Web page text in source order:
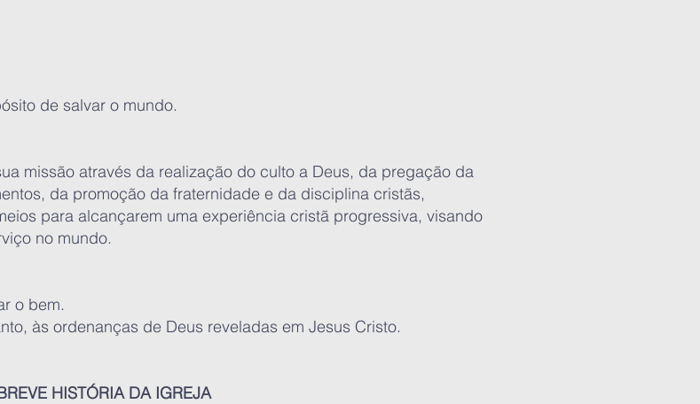
de salvar o mundo.
missão através da realização do culto a Deus, da pregação da
da promoção da fraternidade e da disciplina cristãs,
para alcançarem uma experiência cristã progressiva, visando
no mundo.
o bem.
às ordenanças de Deus reveladas em Jesus Cristo.
HISTÓRIA DA IGREJA